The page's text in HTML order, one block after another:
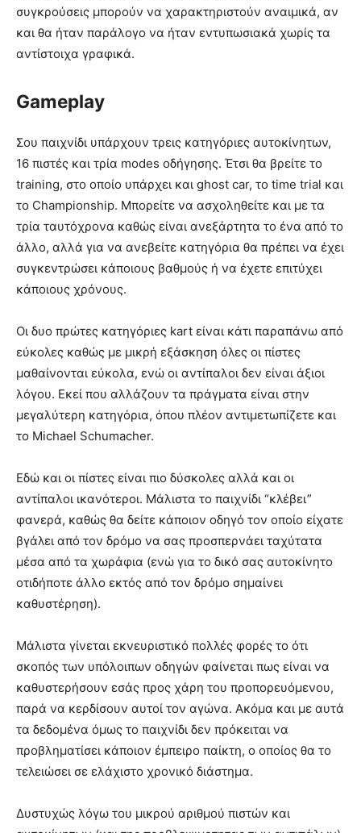
συγκρούσεις μπορούν να χαρακτηριστούν αναιμικά, αν
και θα ήταν παράλογο να ήταν εντυπωσιακά χωρίς τα
αντίστοιχα γραφικά.
Gameplay
Σου παιχνίδι υπάρχουν τρεις κατηγόριες αυτοκίνητων,
16 πιστές και τρία modes οδήγησης. Έτσι θα βρείτε το
training, στο οποίο υπάρχει και ghost car, το time trial και
το Championship. Μπορείτε να ασχοληθείτε και με τα
τρία ταυτόχρονα καθώς είναι ανεξάρτητα το ένα από το
άλλο, αλλά για να ανεβείτε κατηγόρια θα πρέπει να έχει
συγκεντρώσει κάποιους βαθμούς ή να έχετε επιτύχει
κάποιους χρόνους.
Οι δυο πρώτες κατηγόριες kart είναι κάτι παραπάνω από
εύκολες καθώς με μικρή εξάσκηση όλες οι πίστες
μαθαίνονται εύκολα, ενώ οι αντίπαλοι δεν είναι άξιοι
λόγου. Εκεί που αλλάζουν τα πράγματα είναι στην
μεγαλύτερη κατηγόρια, όπου πλέον αντιμετωπίζετε και
το Michael Schumacher.
Εδώ και οι πίστες είναι πιο δύσκολες αλλά και οι
αντίπαλοι ικανότεροι. Μάλιστα το παιχνίδι “κλέβει”
φανερά, καθώς θα δείτε κάποιον οδηγό τον οποίο είχατε
βγάλει από τον δρόμο να σας προσπερνάει ταχύτατα
μέσα από τα χωράφια (ενώ για το δικό σας αυτοκίνητο
οτιδήποτε άλλο εκτός από τον δρόμο σημαίνει
καθυστέρηση).
Μάλιστα γίνεται εκνευριστικό πολλές φορές το ότι
σκοπός των υπόλοιπων οδηγών φαίνεται πως είναι να
καθυστερήσουν εσάς προς χάρη του προπορευόμενου,
παρά να κερδίσουν αυτοί τον αγώνα. Ακόμα και με αυτά
τα δεδομένα όμως το παιχνίδι δεν πρόκειται να
προβληματίσει κάποιον έμπειρο παίκτη, ο οποίος θα το
τελειώσει σε ελάχιστο χρονικό διάστημα.
Δυστυχώς λόγω του μικρού αριθμού πιστών και